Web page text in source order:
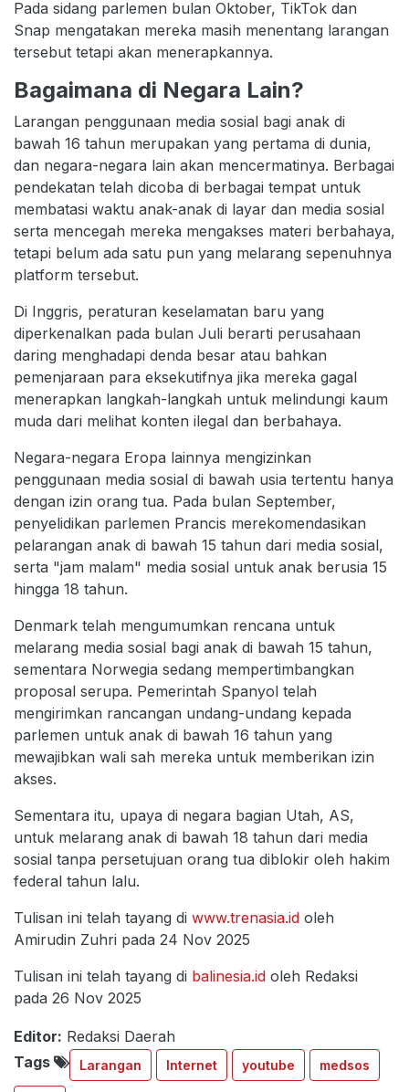
Pada sidang parlemen bulan Oktober, TikTok dan
Snap mengatakan mereka masih menentang larangan
tersebut tetapi akan menerapkannya.
Bagaimana di Negara Lain?
Larangan penggunaan media sosial bagi anak di
bawah 16 tahun merupakan yang pertama di dunia,
dan negara-negara lain akan mencermatinya. Berbagai
pendekatan telah dicoba di berbagai tempat untuk
membatasi waktu anak-anak di layar dan media sosial
serta mencegah mereka mengakses materi berbahaya,
tetapi belum ada satu pun yang melarang sepenuhnya
platform tersebut.
Di Inggris, peraturan keselamatan baru yang
diperkenalkan pada bulan Juli berarti perusahaan
daring menghadapi denda besar atau bahkan
pemenjaraan para eksekutifnya jika mereka gagal
menerapkan langkah-langkah untuk melindungi kaum
muda dari melihat konten ilegal dan berbahaya.
Negara-negara Eropa lainnya mengizinkan
penggunaan media sosial di bawah usia tertentu hanya
dengan izin orang tua. Pada bulan September,
penyelidikan parlemen Prancis merekomendasikan
pelarangan anak di bawah 15 tahun dari media sosial,
serta "jam malam" media sosial untuk anak berusia 15
hingga 18 tahun.
Denmark telah mengumumkan rencana untuk
melarang media sosial bagi anak di bawah 15 tahun,
sementara Norwegia sedang mempertimbangkan
proposal serupa. Pemerintah Spanyol telah
mengirimkan rancangan undang-undang kepada
parlemen untuk anak di bawah 16 tahun yang
mewajibkan wali sah mereka untuk memberikan izin
akses.
Sementara itu, upaya di negara bagian Utah, AS,
untuk melarang anak di bawah 18 tahun dari media
sosial tanpa persetujuan orang tua diblokir oleh hakim
federal tahun lalu.
Tulisan ini telah tayang di www.trenasia.id oleh
Amirudin Zuhri pada 24 Nov 2025
Tulisan ini telah tayang di balinesia.id oleh Redaksi
pada 26 Nov 2025
Editor: Redaksi Daerah
Tags
Larangan Internet youtube medsos